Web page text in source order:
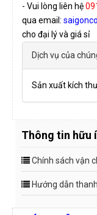
- Vui lòng liên hệ
qua email:
cho đại lý và giá sỉ
Dịch vụ của
Sản xuất kích
Thông tin hữu
Chính sách vận
Hướng dẫn